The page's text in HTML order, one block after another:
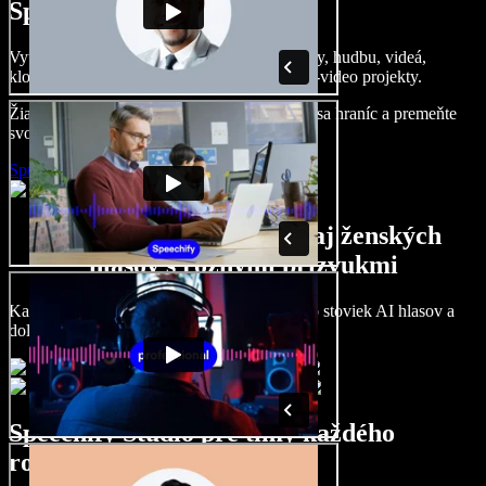
Speechify Studio.
Vytvárajte dabingy, pridajte bezplatné obrázky, hudbu, videá,
klonujte svoj hlas – postavíte pôsobivé audio-video projekty.
Žiadne učenie, všetko v prehliadači – zbavte sa hraníc a premeňte
svoje nápady na realitu.
Spustiť Studio
Široký výber mužských aj ženských
hlasov s rôznymi prízvukmi
Každý projekt môže znieť inak. Vyberte si zo stoviek AI hlasov a
dolaďte si ich podľa seba.
Speechify Studio pre tímy každého
rozsahu